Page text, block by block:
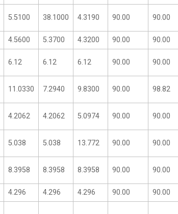
5.5100 38.1000 4.3190 90.00 90.00
4.5600 5.3700 4.3200 90.00 90.00
6.12 6.12 6.12 90.00 90.00
11.0330 7.2940 9.8300 90.00 98.82
4.2062 4.2062 5.0974 90.00 90.00
5.038 5.038 13.772 90.00 90.00
8.3958 8.3958 8.3958 90.00 90.00
4.296 4.296 4.296 90.00 90.00